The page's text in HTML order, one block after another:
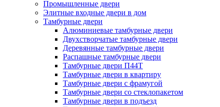
Промышленные двери
Элитные входные двери в дом
Тамбурные двери
Алюминиевые тамбурные двери
Двухстворчатые тамбурные двери
Деревянные тамбурные двери
Распашные тамбурные двери
Тамбурные двери П44Т
Тамбурные двери в квартиру
Тамбурные двери с фрамугой
Тамбурные двери со стеклопакетом
Тамбурные двери в подъезд